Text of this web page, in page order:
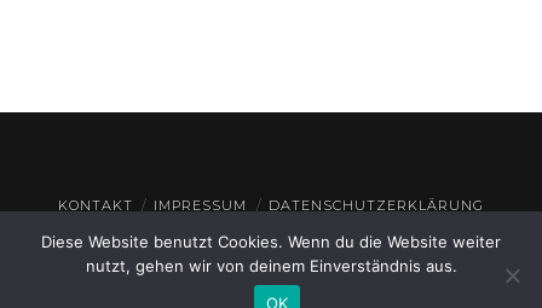
KONTAKT IMPRESSUM DATENSCHUTZERKLÄRUNG
© THEATERHAUS GEROLZHOFEN2026
Diese Website benutzt Cookies. Wenn du die Website weiter
nutzt, gehen wir von deinem Einverständnis aus.
OK